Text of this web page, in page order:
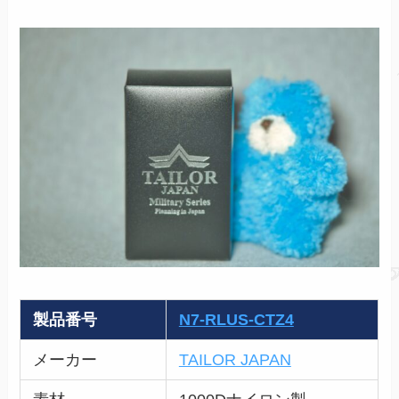
製品番号 N7-RLUS-CTZ4
メーカー TAILOR JAPAN